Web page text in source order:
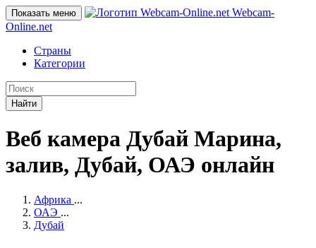
Показать меню
Webcam-
Online.net
Страны
Категории
Найти
Веб камера Дубай Марина,
залив, Дубай, ОАЭ онлайн
Африка ...
ОАЭ ...
Дубай